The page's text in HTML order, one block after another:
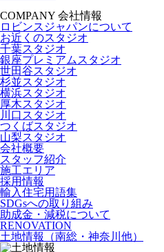
COMPANY 会社情報
ロビンスジャパンについて
お近くのスタジオ
千葉スタジオ
銀座プレミアムスタジオ
世田谷スタジオ
杉並スタジオ
横浜スタジオ
厚木スタジオ
川口スタジオ
つくばスタジオ
山梨スタジオ
会社概要
スタッフ紹介
施工エリア
採用情報
輸入住宅用語集
SDGsへの取り組み
助成金・減税について
RENOVATION
土地情報
（南総・神奈川他）